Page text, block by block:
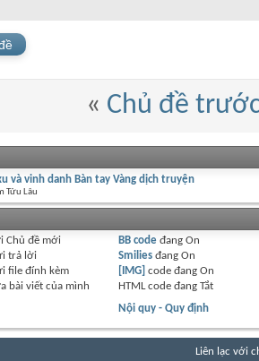
« Chủ đề
và vinh danh Bàn tay Vàng dịch truyện
Tửu Lâu
Chủ đề mới
trả lời
file đính kèm
bài viết của mình
BB code đang On
Smiliesđang On
[IMG] code đang On
HTML code đang Tắt
Nội quy - Quy định
Liên lạc với